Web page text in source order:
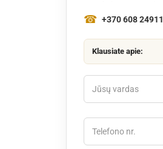
+370 608 24911
Klausiate apie: